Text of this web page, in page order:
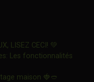
LISEZ CECI! 💚
Les fonctionnalités
dans une nouvelle
maison 🍓🥙